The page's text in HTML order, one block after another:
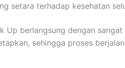
setara terhadap kesehatan
Up berlangsung dengan
sehingga proses